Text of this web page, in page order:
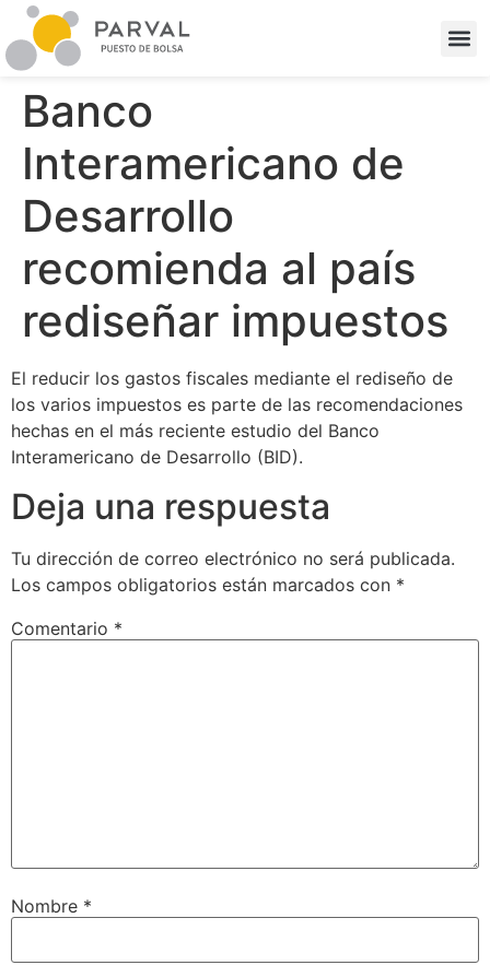
Banco
Interamericano de
Desarrollo
recomienda al país
rediseñar impuestos
El reducir los gastos fiscales mediante el rediseño de
los varios impuestos es parte de las recomendaciones
hechas en el más reciente estudio del Banco
Interamericano de Desarrollo (BID).
Deja una respuesta
Tu dirección de correo electrónico no será publicada.
Los campos obligatorios están marcados con *
Comentario *
Nombre *